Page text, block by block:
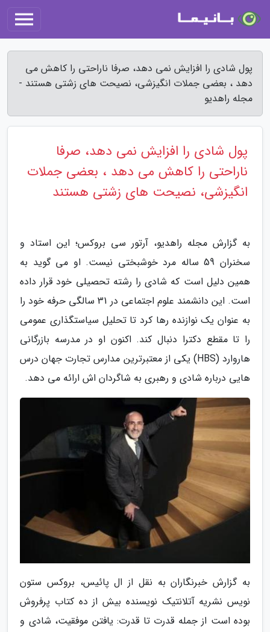
پول شادی را افزایش نمی دهد، صرفا ناراحتی را کاهش می
دهد ، بعضی جملات انگیزشی، نصیحت های زشتی هستند -
مجله راهدیو
پول شادی را افزایش نمی دهد، صرفا
ناراحتی را کاهش می دهد ، بعضی جملات
انگیزشی، نصیحت های زشتی هستند
به گزارش مجله راهدیو، آرتور سی بروکس؛ این استاد و
سخنران 59 ساله مرد خوشبختی نیست. او می گوید به
همین دلیل است که شادی را رشته تحصیلی خود قرار داده
است. این دانشمند علوم اجتماعی در 31 سالگی حرفه خود را
به عنوان یک نوازنده رها کرد تا تحلیل سیاستگذاری عمومی
را تا مقطع دکترا دنبال کند. اکنون او در مدرسه بازرگانی
هاروارد (HBS) یکی از معتبرترین مدارس تجارت جهان درس
هایی درباره شادی و رهبری به شاگردان اش ارائه می دهد.
به گزارش خبرنگاران به نقل از ال پائیس، بروکس ستون
نویس نشریه آتلانتیک نویسنده بیش از ده کتاب پرفروش
بوده است از جمله قدرت تا قدرت: یافتن موفقیت، شادی و